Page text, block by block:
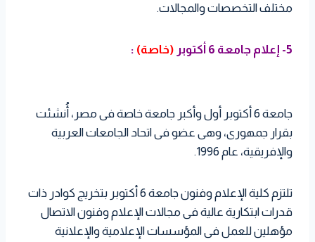
مختلف التخصصات والمجالات.
5- إعلام جامعة 6 أكتوبر (خاصة) :
جامعة 6 أكتوبر أول وأكبر جامعة خاصة فى مصر، أُنشئت
بقرار جمهورى، وهى عضو فى اتحاد الجامعات العربية
والإفريقية، عام 1996.
تلتزم كلية الإعلام وفنون جامعة 6 أكتوبر بتخريج كوادر ذات
قدرات ابتكارية عالية فى مجالات الإعلام وفنون الاتصال
مؤهلين للعمل فى المؤسسات الإعلامية والإعلانية